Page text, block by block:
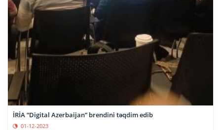
İRİA “Digital Azerbaijan” brendini təqdim edib
01-12-2023